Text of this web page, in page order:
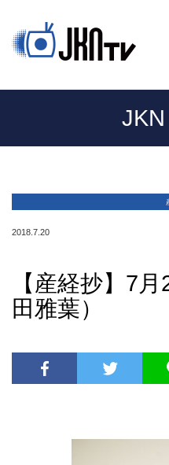
2018.7.20
【産経抄】7
田雅葉）